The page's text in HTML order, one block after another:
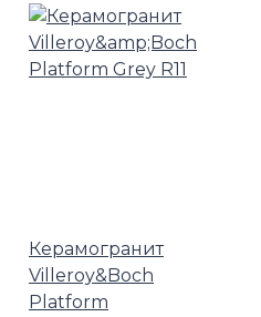
Керамогранит
Villeroy&Boch
Platform